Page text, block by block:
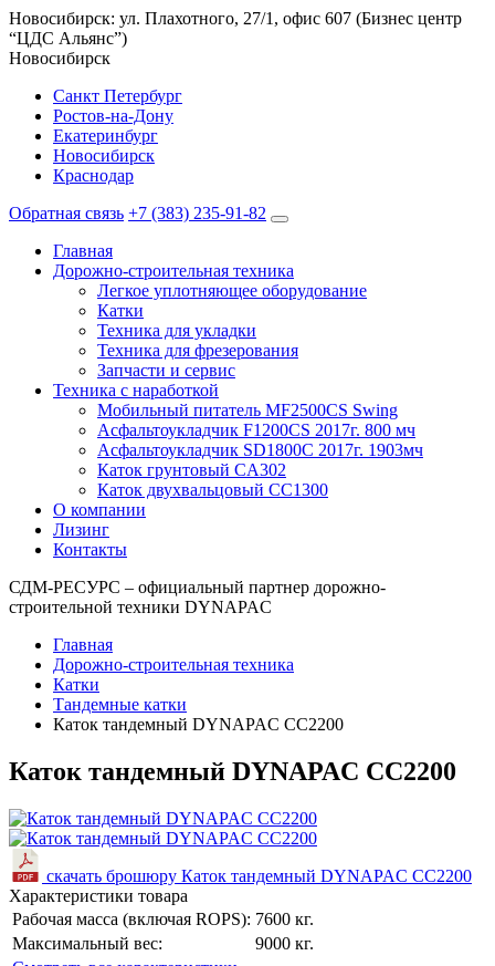
Новосибирск: ул. Плахотного, 27/1, офис 607 (Бизнес центр
“ЦДС Альянс”)
Новосибирск
Санкт Петербург
Ростов-на-Дону
Екатеринбург
Новосибирск
Краснодар
Обратная связь +7 (383) 235-91-82
Главная
Дорожно-строительная техника
Легкое уплотняющее оборудование
Катки
Техника для укладки
Техника для фрезерования
Запчасти и сервис
Техника с наработкой
Мобильный питатель MF2500CS Swing
Асфальтоукладчик F1200CS 2017г. 800 мч
Асфальтоукладчик SD1800C 2017г. 1903мч
Каток грунтовый CA302
Каток двухвальцовый CC1300
О компании
Лизинг
Контакты
СДМ-РЕСУРС – официальный партнер дорожно-
строительной техники DYNAPAC
Главная
Дорожно-строительная техника
Катки
Тандемные катки
Каток тандемный DYNAPAC CC2200
Каток тандемный DYNAPAC CC2200
скачать брошюру Каток тандемный DYNAPAC CC2200
Характеристики товара
Рабочая масса (включая ROPS): 7600 кг.
Максимальный вес:
9000 кг.